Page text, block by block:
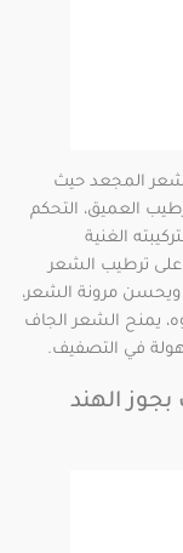
المجعد حيث
العميق، التحكم
الغنية
على ترطيب الشعر
مرونة الشعر،
يمنح الشعر الجاف
في التصفيف.
الهند